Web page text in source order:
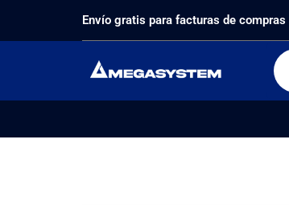
Envío gratis para facturas de
PRODUCTOSREPUESTOS,